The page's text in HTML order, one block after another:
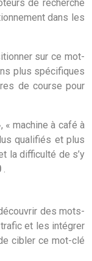
de recherche
dans les
sur ce mot-
plus spécifiques
de course pour
machine à café à
qualifiés et plus
la difficulté de s’y
.
des mots-
et les intégrer
cibler ce mot-clé